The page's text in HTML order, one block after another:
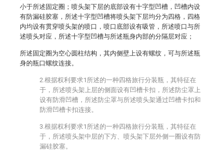
小于所述固定圈；喷头架下层的底部设有十字型凹槽，凹槽内设
有防漏硅胶塞，所述十字型凹槽将喷头架下层均分为四格，四格
内均设有贯穿喷头架的喷口，喷口底部设有吸管，所述喷口与所
述喷头对应，所述十字型凹槽与所述瓶身内部的分隔层对应；
所述固定圈为空心圆柱结构，其内侧壁上设有螺纹，可与所述瓶
身的瓶口螺纹连接。
2.根据权利要求1所述的一种四格旅行分装瓶，其特征在
于，所述喷头架上层的侧面设有凹槽卡扣，所述防尘罩上
设有防滑凹槽，所述防尘罩与所述喷头架通过凹槽卡扣和
防滑凹槽卡扣连接。
3.根据权利要求1所述的一种四格旅行分装瓶，其特征在
于，所述喷头架中层的下方、喷头架下层外侧一圈设有防
漏硅胶塞。